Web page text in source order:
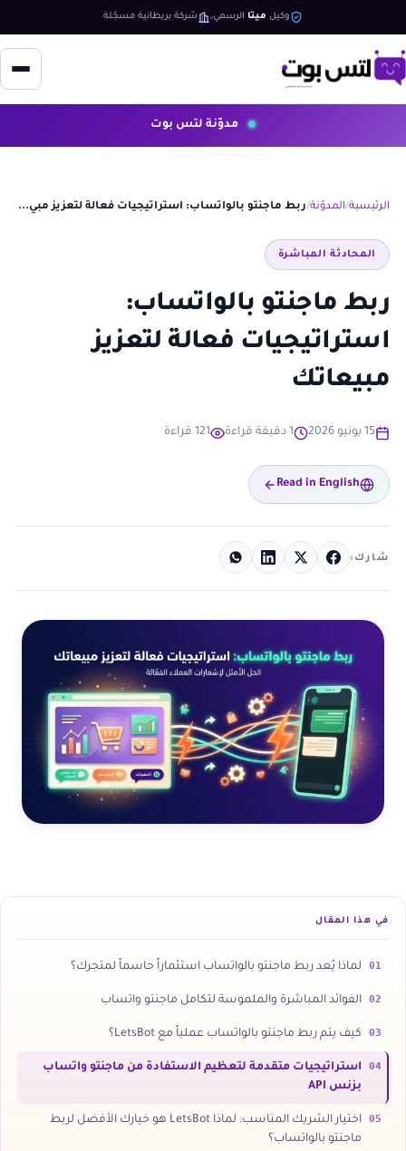
وكيل ميتا الرسمي شركة بريطانية مسجّلة
مدوّنة لتس بوت
الرئيسية المدوّنة ربط ماجنتو بالواتساب: استراتيجيات فعالة لتعزيز مبي...
المحادثة المباشرة
ربط ماجنتو بالواتساب:
استراتيجيات فعالة لتعزيز
مبيعاتك
15 يونيو 2026 1 دقيقة قراءة 121 قراءة
Read in English
شارك:
في هذا المقال
01 لماذا يُعد ربط ماجنتو بالواتساب استثماراً حاسماً لمتجرك؟
02 الفوائد المباشرة والملموسة لتكامل ماجنتو واتساب
03 كيف يتم ربط ماجنتو بالواتساب عملياً مع LetsBot؟
04
استراتيجيات متقدمة لتعظيم الاستفادة من ماجنتو واتساب
بزنس API
05
اختيار الشريك المناسب: لماذا LetsBot هو خيارك الأفضل لربط
ماجنتو بالواتساب؟